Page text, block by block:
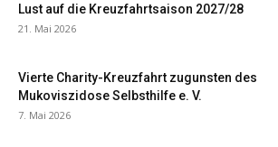
Lust auf die Kreuzfahrtsaison 2027/28
21. Mai 2026
Vierte Charity-Kreuzfahrt zugunsten des
Mukoviszidose Selbsthilfe e. V.
7. Mai 2026